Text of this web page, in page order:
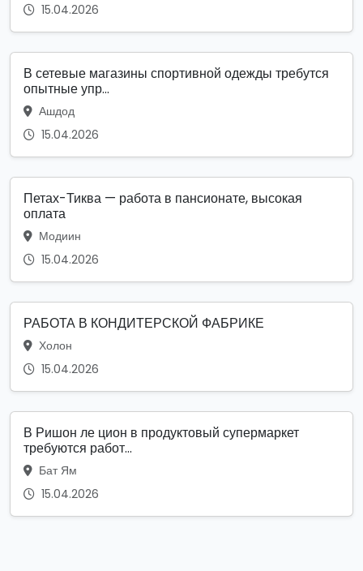
15.04.2026
В сетевые магазины спортивной одежды требутся
опытные упр...
Ашдод
15.04.2026
Петах-Тиква — работа в пансионате, высокая
оплата
Модиин
15.04.2026
РАБОТА В КОНДИТЕРСКОЙ ФАБРИКЕ
Холон
15.04.2026
В Ришон ле цион в продуктовый супермаркет
требуются работ...
Бат Ям
15.04.2026